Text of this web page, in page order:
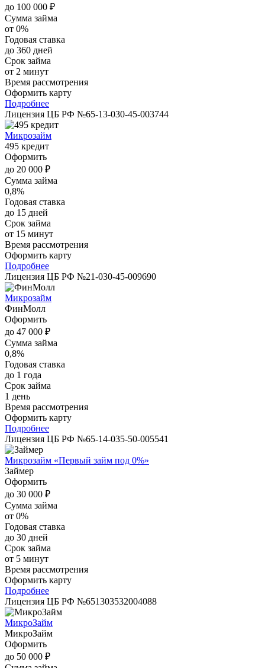
до 100 000 ₽
Сумма займа
от 0%
Годовая ставка
до 360 дней
Срок займа
от 2 минут
Время рассмотрения
Оформить карту
Подробнее
Лицензия ЦБ РФ №65-13-030-45-003744
Микрозайм
495 кредит
Оформить
до 20 000 ₽
Сумма займа
0,8%
Годовая ставка
до 15 дней
Срок займа
от 15 минут
Время рассмотрения
Оформить карту
Подробнее
Лицензия ЦБ РФ №21-030-45-009690
Микрозайм
ФинМолл
Оформить
до 47 000 ₽
Сумма займа
0,8%
Годовая ставка
до 1 года
Срок займа
1 день
Время рассмотрения
Оформить карту
Подробнее
Лицензия ЦБ РФ №65-14-035-50-005541
Микрозайм «Первый займ под 0%»
Займер
Оформить
до 30 000 ₽
Сумма займа
от 0%
Годовая ставка
до 30 дней
Срок займа
от 5 минут
Время рассмотрения
Оформить карту
Подробнее
Лицензия ЦБ РФ №651303532004088
МикроЗайм
МикроЗайм
Оформить
до 50 000 ₽